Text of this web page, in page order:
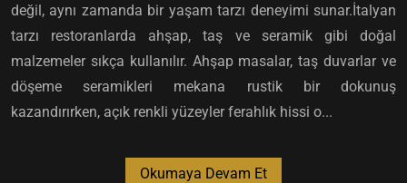
değil, aynı zamanda bir yaşam tarzı deneyimi sunar.İtalyan
tarzı restoranlarda ahşap, taş ve seramik gibi doğal
malzemeler sıkça kullanılır. Ahşap masalar, taş duvarlar ve
döşeme seramikleri mekana rustik bir dokunuş
kazandırırken, açık renkli yüzeyler ferahlık hissi o...
Okumaya Devam Et